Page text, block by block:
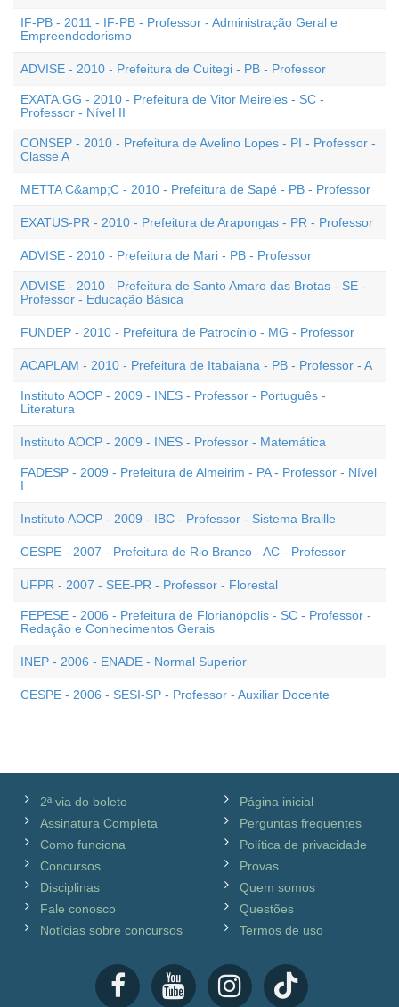
IF-PB - 2011 - IF-PB - Professor - Administração Geral e
Empreendedorismo
ADVISE - 2010 - Prefeitura de Cuitegi - PB - Professor
EXATA.GG - 2010 - Prefeitura de Vitor Meireles - SC -
Professor - Nível II
CONSEP - 2010 - Prefeitura de Avelino Lopes - PI - Professor -
Classe A
METTA C&amp;C - 2010 - Prefeitura de Sapé - PB - Professor
EXATUS-PR - 2010 - Prefeitura de Arapongas - PR - Professor
ADVISE - 2010 - Prefeitura de Mari - PB - Professor
ADVISE - 2010 - Prefeitura de Santo Amaro das Brotas - SE -
Professor - Educação Básica
FUNDEP - 2010 - Prefeitura de Patrocínio - MG - Professor
ACAPLAM - 2010 - Prefeitura de Itabaiana - PB - Professor - A
Instituto AOCP - 2009 - INES - Professor - Português -
Literatura
Instituto AOCP - 2009 - INES - Professor - Matemática
FADESP - 2009 - Prefeitura de Almeirim - PA - Professor - Nível
I
Instituto AOCP - 2009 - IBC - Professor - Sistema Braille
CESPE - 2007 - Prefeitura de Rio Branco - AC - Professor
UFPR - 2007 - SEE-PR - Professor - Florestal
FEPESE - 2006 - Prefeitura de Florianópolis - SC - Professor -
Redação e Conhecimentos Gerais
INEP - 2006 - ENADE - Normal Superior
CESPE - 2006 - SESI-SP - Professor - Auxiliar Docente
2ª via do boleto
Assinatura Completa
Como funciona
Concursos
Disciplinas
Fale conosco
Notícias sobre concursos
Página inicial
Perguntas frequentes
Política de privacidade
Provas
Quem somos
Questões
Termos de uso